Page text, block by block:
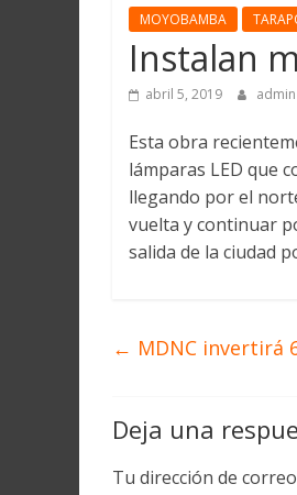
Noticias
del
Perú,
Mundo
Ucayali,
San
Martín
Loreto
MOYOBAMBA
Instalan
abril 5, 2019 admin
Esta obra
lámparas LED que
llegando por el
vuelta y continuar
salida de la ciudad
← MDNC invertirá
Deja una
Tu dirección de